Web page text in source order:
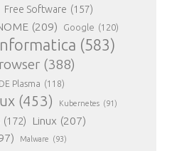
Free Software (157)
(209) Google (120)
(583)
(388)
Plasma (118)
(453) Kubernetes (91)
(172) Linux (207)
Malware (93)